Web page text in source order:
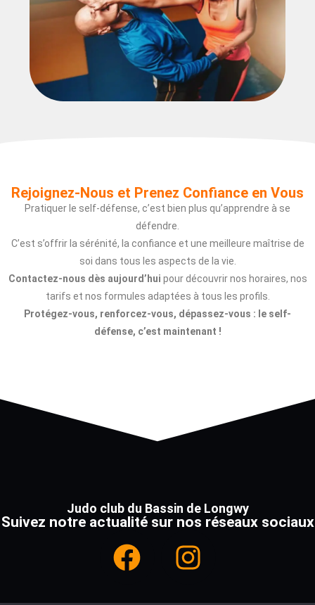
Rejoignez-Nous et Prenez Confiance en Vous
Pratiquer le self-défense, c’est bien plus qu’apprendre à se
défendre.
C’est s’offrir la sérénité, la confiance et une meilleure maîtrise de
soi dans tous les aspects de la vie.
Contactez-nous dès aujourd’hui pour découvrir nos horaires, nos
tarifs et nos formules adaptées à tous les profils.
Protégez-vous, renforcez-vous, dépassez-vous : le self-
défense, c’est maintenant !
Judo club du Bassin de Longwy
Suivez notre actualité sur nos réseaux sociaux